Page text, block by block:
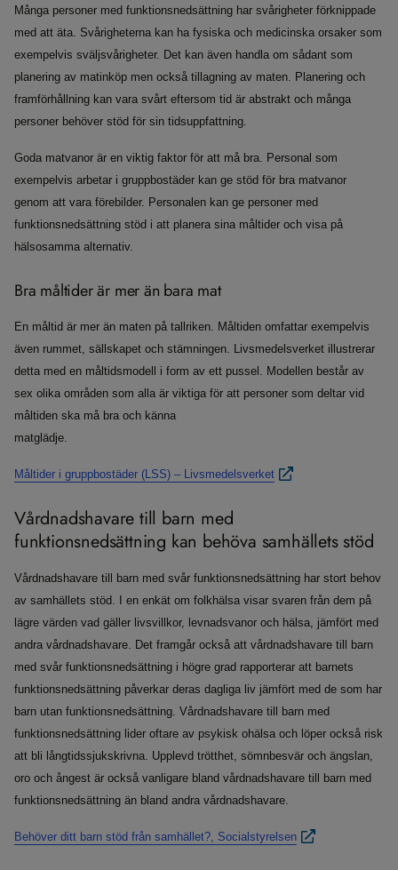
Många personer med funktionsnedsättning har svårigheter förknippade
med att äta. Svårigheterna kan ha fysiska och medicinska orsaker som
exempelvis sväljsvårigheter. Det kan även handla om sådant som
planering av matinköp men också tillagning av maten. Planering och
framförhållning kan vara svårt eftersom tid är abstrakt och många
personer behöver stöd för sin tidsuppfattning.
Goda matvanor är en viktig faktor för att må bra. Personal som
exempelvis arbetar i gruppbostäder kan ge stöd för bra matvanor
genom att vara förebilder. Personalen kan ge personer med
funktionsnedsättning stöd i att planera sina måltider och visa på
hälsosamma alternativ.
Bra måltider är mer än bara mat
En måltid är mer än maten på tallriken. Måltiden omfattar exempelvis
även rummet, sällskapet och stämningen. Livsmedelsverket illustrerar
detta med en måltidsmodell i form av ett pussel. Modellen består av
sex olika områden som alla är viktiga för att personer som deltar vid
måltiden ska må bra och känna
matglädje.
Måltider i gruppbostäder (LSS) – Livsmedelsverket
Vårdnadshavare till barn med
funktionsnedsättning kan behöva samhällets stöd
Vårdnadshavare till barn med svår funktionsnedsättning har stort behov
av samhällets stöd. I en enkät om folkhälsa visar svaren från dem på
lägre värden vad gäller livsvillkor, levnadsvanor och hälsa, jämfört med
andra vårdnadshavare. Det framgår också att vårdnadshavare till barn
med svår funktionsnedsättning i högre grad rapporterar att barnets
funktionsnedsättning påverkar deras dagliga liv jämfört med de som har
barn utan funktionsnedsättning. Vårdnadshavare till barn med
funktionsnedsättning lider oftare av psykisk ohälsa och löper också risk
att bli långtidssjukskrivna. Upplevd trötthet, sömnbesvär och ängslan,
oro och ångest är också vanligare bland vårdnadshavare till barn med
funktionsnedsättning än bland andra vårdnadshavare.
Behöver ditt barn stöd från samhället?, Socialstyrelsen